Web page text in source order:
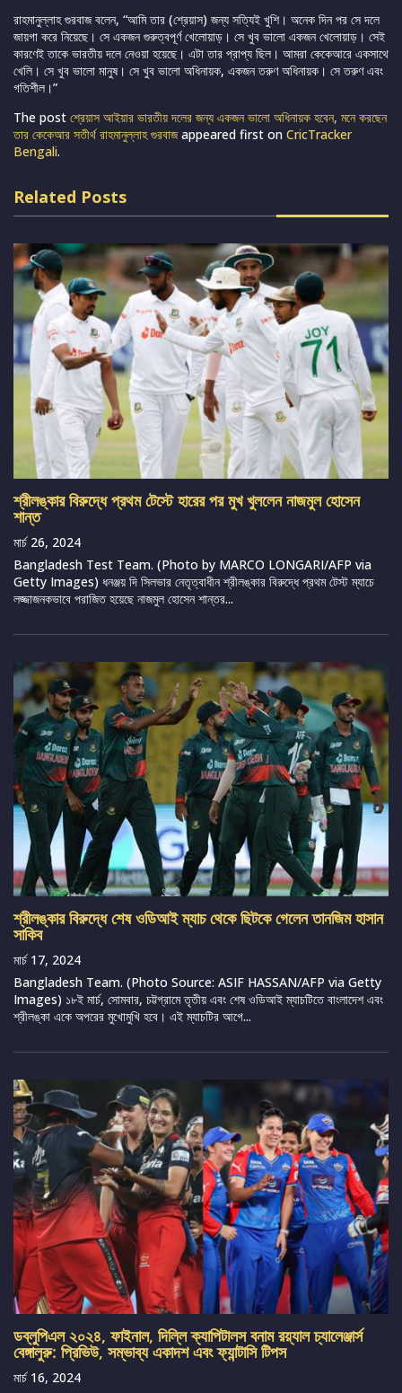
রাহমানুল্লাহ গুরবাজ বলেন, “আমি তার (শ্রেয়াস) জন্য সত্যিই খুশি। অনেক দিন পর সে দলে
জায়গা করে নিয়েছে। সে একজন গুরুত্বপূর্ণ খেলোয়াড়। সে খুব ভালো একজন খেলোয়াড়। সেই
কারণেই তাকে ভারতীয় দলে নেওয়া হয়েছে। এটা তার প্রাপ্য ছিল। আমরা কেকেআরে একসাথে
খেলি। সে খুব ভালো মানুষ। সে খুব ভালো অধিনায়ক, একজন তরুণ অধিনায়ক। সে তরুণ এবং
গতিশীল।”
The post শ্রেয়াস আইয়ার ভারতীয় দলের জন্য একজন ভালো অধিনায়ক হবেন, মনে করছেন
তার কেকেআর সতীর্থ রাহমানুল্লাহ গুরবাজappeared first on CricTracker
Bengali.
Related Posts
শ্রীলঙ্কার বিরুদ্ধে প্রথম টেস্টে হারের পর মুখ খুললেন নাজমুল হোসেন
শান্ত
মার্চ 26, 2024
Bangladesh Test Team. (Photo by MARCO LONGARI/AFP via
Getty Images) ধনঞ্জয় দি সিলভার নেতৃত্বাধীন শ্রীলঙ্কার বিরুদ্ধে প্রথম টেস্ট ম্যাচে
লজ্জাজনকভাবে পরাজিত হয়েছে নাজমুল হোসেন শান্তর...
শ্রীলঙ্কার বিরুদ্ধে শেষ ওডিআই ম্যাচ থেকে ছিটকে গেলেন তানজিম হাসান
সাকিব
মার্চ 17, 2024
Bangladesh Team. (Photo Source: ASIF HASSAN/AFP via Getty
Images) ১৮ই মার্চ, সোমবার, চট্টগ্রামে তৃতীয় এবং শেষ ওডিআই ম্যাচটিতে বাংলাদেশ এবং
শ্রীলঙ্কা একে অপরের মুখোমুখি হবে। এই ম্যাচটির আগে...
ডব্লুপিএল ২০২৪, ফাইনাল, দিল্লি ক্যাপিটালস বনাম রয়্যাল চ্যালেঞ্জার্স
বেঙ্গালুরু: প্রিভিউ, সম্ভাব্য একাদশ এবং ফ্যান্টাসি টিপস
মার্চ 16, 2024